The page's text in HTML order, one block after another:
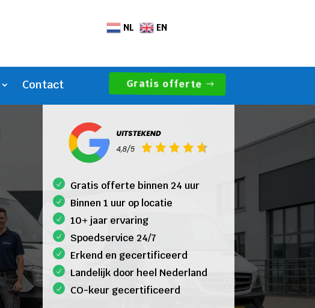
NL EN
Contact Gratis offerte
Gratis offerte binnen 24 uur
Binnen 1 uur op locatie
10+ jaar ervaring
Spoedservice 24/7
Erkend en gecertificeerd
Landelijk door heel Nederland
CO-keur gecertificeerd